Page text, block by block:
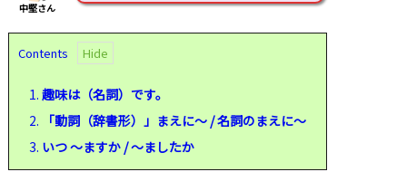
中堅さん
Contents
1. 趣味は（名詞）です。
2.
「動詞（辞書形）」まえに～ / 名詞のまえに～
3. いつ ～ますか / ～ましたか